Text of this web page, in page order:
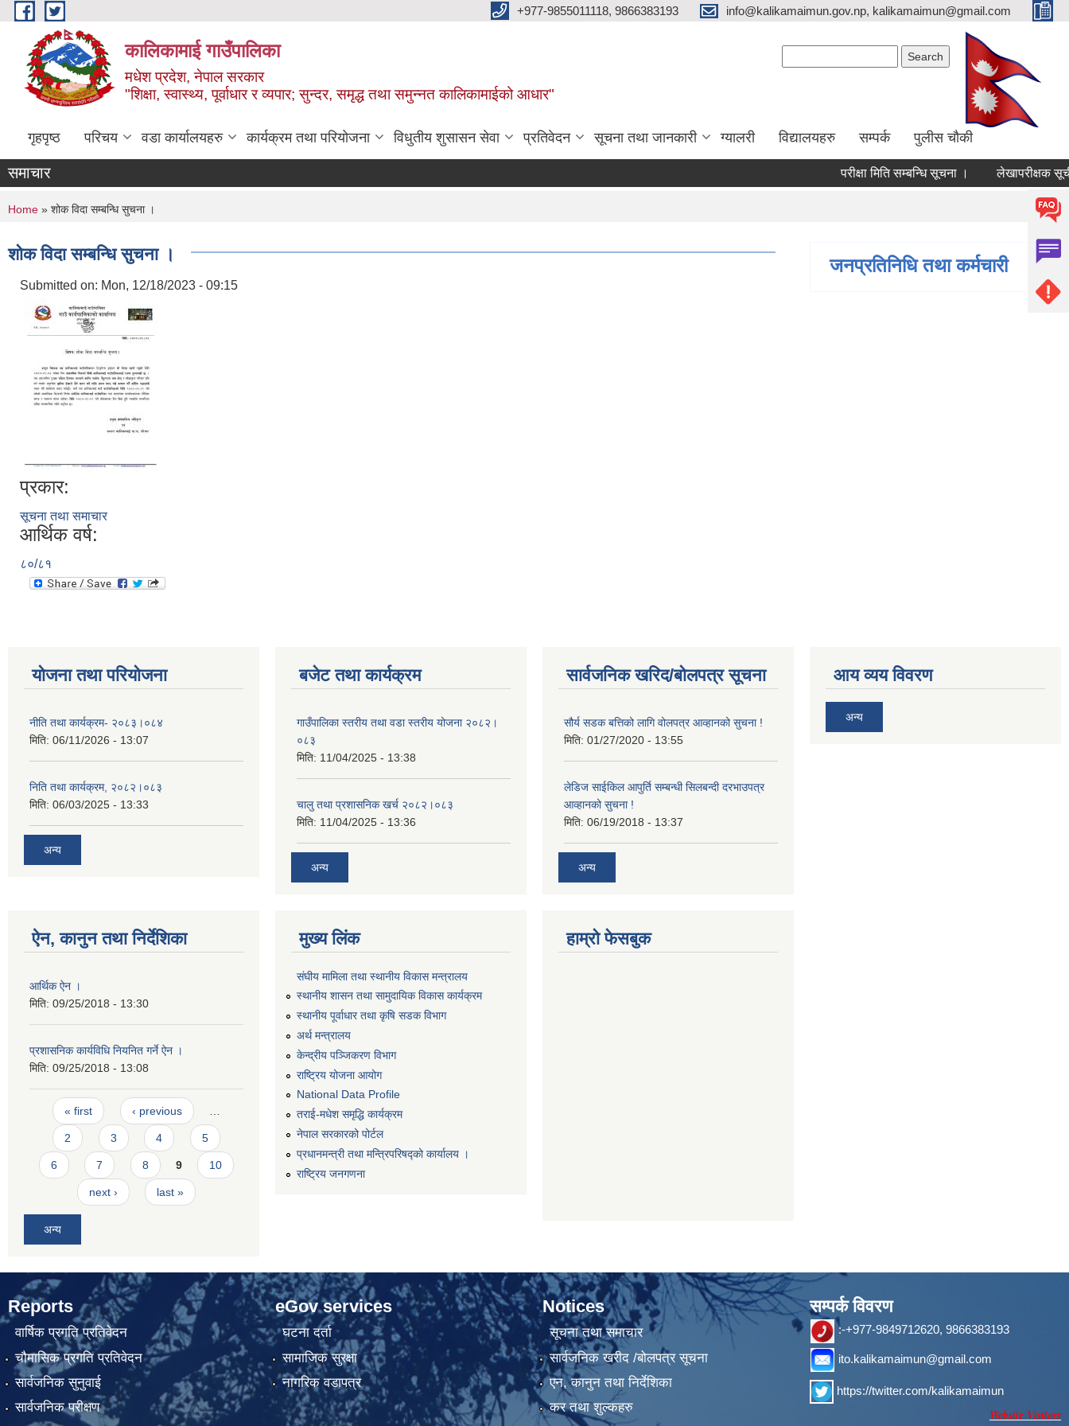
Skip to main content +977-9855011118, 9866383193 info@kalikamaimun.gov.np, kalikamaimun@gmail.com
कालिकामाई गाउँपालिका
मधेश प्रदेश, नेपाल सरकार
"शिक्षा, स्वास्थ्य, पूर्वाधार र व्यपार; सुन्दर, समृद्ध तथा समुन्नत कालिकामाईको आधार"
गृहपृष्ठ परिचय वडा कार्यालयहरु कार्यक्रम तथा परियोजना विधुतीय शुसासन सेवा प्रतिवेदन सूचना तथा जानकारी ग्यालरी विद्यालयहरु सम्पर्क पुलीस चौकी
समाचार परीक्षा मिति सम्बन्धि सूचना । लेखापरीक्षक
You are here
Home » शोक विदा सम्बन्धि सुचना ।
शोक विदा सम्बन्धि सुचना ।
Submitted on: Mon, 12/18/2023 - 09:15
प्रकार:
सूचना तथा समाचार
आर्थिक वर्ष:
८०/८१
जनप्रतिनिधि तथा कर्मचारी
योजना तथा परियोजना
नीति तथा कार्यक्रम- २०८३।०८४
मिति: 06/11/2026 - 13:07
निति तथा कार्यक्रम, २०८२।०८३
मिति: 06/03/2025 - 13:33
अन्य
बजेट तथा कार्यक्रम
गाउँपालिका स्तरीय तथा वडा स्तरीय योजना २०८२।
०८३
मिति: 11/04/2025 - 13:38
चालु तथा प्रशासनिक खर्च २०८२।०८३
मिति: 11/04/2025 - 13:36
अन्य
सार्वजनिक खरिद/बोलपत्र सूचना
सौर्य सडक बत्तिको लागि वोलपत्र आव्हानको सुचना !
मिति: 01/27/2020 - 13:55
लेडिज साईकिल आपुर्ति सम्बन्धी सिलबन्दी दरभाउपत्र
आव्हानको सुचना !
मिति: 06/19/2018 - 13:37
अन्य
आय व्यय विवरण
अन्य
ऐन, कानुन तथा निर्देशिका
आर्थिक ऐन ।
मिति: 09/25/2018 - 13:30
प्रशासनिक कार्यविधि नियनित गर्ने ऐन ।
मिति: 09/25/2018 - 13:08
Pages
« first ‹ previous …
2 3 4 5
6 7 8 9 10
next › last »
अन्य
मुख्य लिंक
संघीय मामिला तथा स्थानीय विकास मन्त्रालय
स्थानीय शासन तथा सामुदायिक विकास कार्यक्रम
स्थानीय पूर्वाधार तथा कृषि सडक विभाग
अर्थ मन्त्रालय
केन्द्रीय पञ्जिकरण विभाग
राष्ट्रिय योजना आयोग
National Data Profile
तराई-मधेश समृद्धि कार्यक्रम
नेपाल सरकारको पोर्टल
प्रधानमन्त्री तथा मन्त्रिपरिषद्को कार्यालय ।
राष्ट्रिय जनगणना
हाम्रो फेसबुक
Reports
वार्षिक प्रगति प्रतिवेदन
चौमासिक प्रगति प्रतिवेदन
सार्वजनिक सुनुवाई
सार्वजनिक परीक्षण
eGov services
घटना दर्ता
सामाजिक सुरक्षा
नागरिक वडापत्र
Notices
सूचना तथा समाचार
सार्वजनिक खरीद /बोलपत्र सूचना
एन, कानुन तथा निर्देशिका
कर तथा शुल्कहरु
सम्पर्क विवरण
:-+977-9849712620, 9866383193
ito.kalikamaimun@gmail.com
https://twitter.com/kalikamaimun
Website Visitors